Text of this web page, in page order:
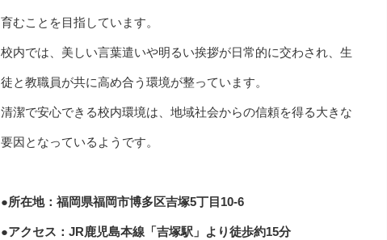
育むことを目指しています。
校内では、美しい言葉遣いや明るい挨拶が日常的に交わされ、生
徒と教職員が共に高め合う環境が整っています。
清潔で安心できる校内環境は、地域社会からの信頼を得る大きな
要因となっているようです。
●所在地：福岡県福岡市博多区吉塚5丁目10-6
●アクセス：JR鹿児島本線「吉塚駅」より徒歩約15分